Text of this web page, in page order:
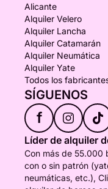
Alicante
Alquiler Velero
Alquiler Lancha
Alquiler Catamarán
Alquiler Neumática
Alquiler Yate
Todos los
SÍGUENOS
f
Líder de alquiler
Con más de 55.000
con o sin patrón
neumáticas, etc.),